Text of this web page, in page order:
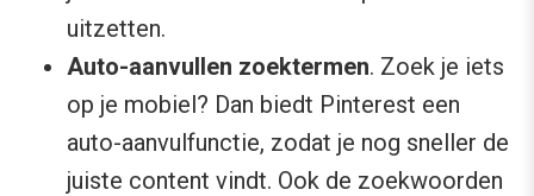
uitzetten.
Auto-aanvullen zoektermen. Zoek je iets
op je mobiel? Dan biedt Pinterest een
auto-aanvulfunctie, zodat je nog sneller de
juiste content vindt. Ook de zoekwoorden